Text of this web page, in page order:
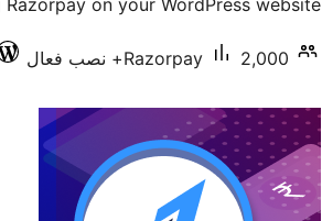
on your WordPress website.
Razorpay 2,000+ نصب فعال